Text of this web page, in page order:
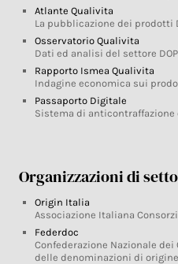
Atlante Qualivita
La pubblicazione dei prodotti
Osservatorio Qualivita
Dati ed analisi del settore DOP
Rapporto Ismea Qualivita
Indagine economica sui
Passaporto Digitale
Sistema di anticontraffazione
Organizzazioni di
Origin Italia
Associazione Italiana Consorzi
Federdoc
Confederazione Nazionale
delle denominazioni di origine